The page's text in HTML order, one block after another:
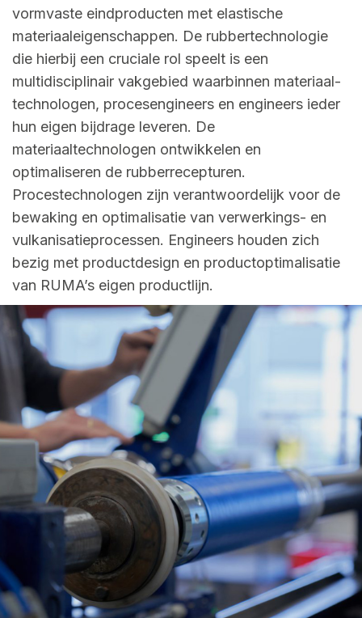
vormvaste eindproducten met elastische
materiaaleigenschappen. De rubbertechnologie
die hierbij een cruciale rol speelt is een
multidisciplinair vakgebied waarbinnen materiaal­
technologen, procesengineers en engineers ieder
hun eigen bijdrage leveren. De
materiaaltechnologen ontwikkelen en
optimaliseren de rubberrecepturen.
Procestechnologen zijn verantwoordelijk voor de
bewaking en optimalisatie van verwerkings- en
vulkanisatieprocessen. Engineers houden zich
bezig met productdesign en productoptimalisatie
van RUMA’s eigen productlijn.